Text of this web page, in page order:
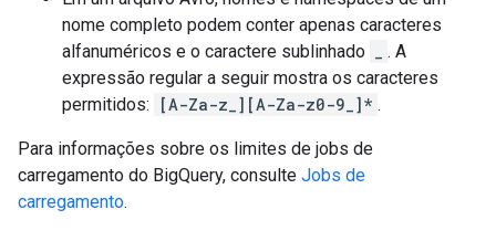
nome completo podem conter apenas caracteres
alfanuméricos e o caractere sublinhado
. A
expressão regular a seguir mostra os caracteres
permitidos:
[A-Za-z_][A-Za-z0-9_]* .
Para informações sobre os limites de jobs de
carregamento do BigQuery, consulte Jobs de
carregamento.